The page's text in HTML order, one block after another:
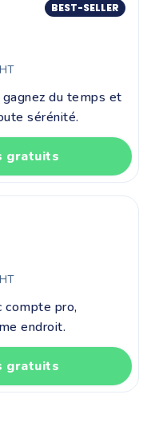
BEST-SELLER
du temps et
sérénité.
gratuits
compte pro,
endroit.
gratuits